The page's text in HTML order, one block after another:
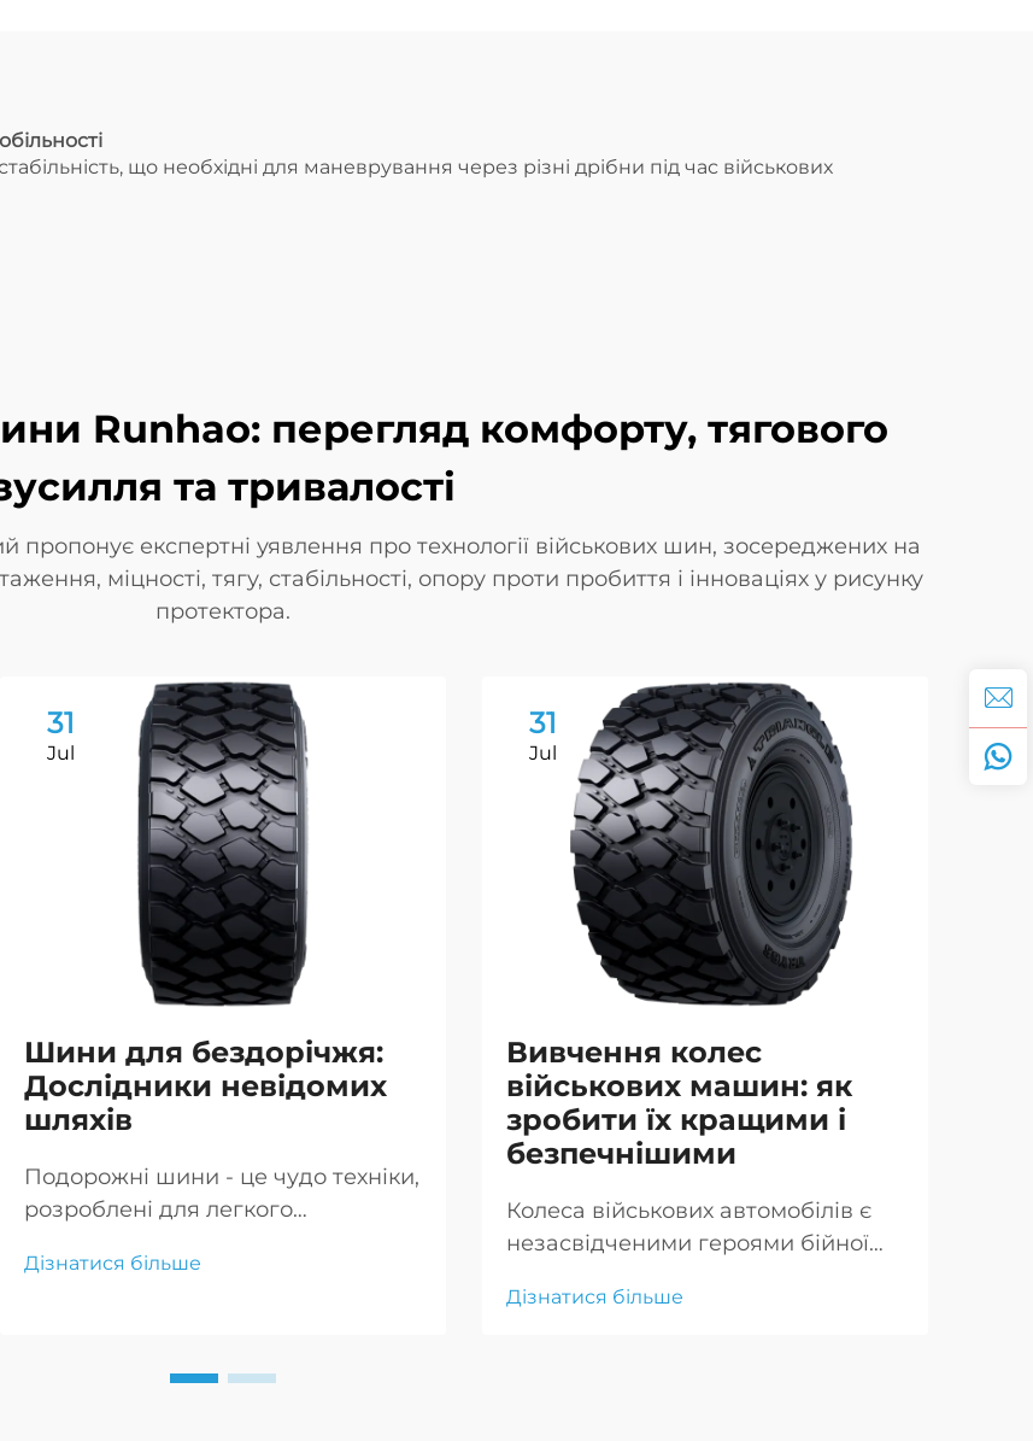
що необхідні для маневрування через різні дрібни під час військових
Runhao: перегляд комфорту, тягового
та тривалості
пропонує експертні уявлення про технології військових шин, зосереджених на
міцності, тягу, стабільності, опору проти пробиття і інноваціях у рисунку
протектора.
31
Jul
Шини для бездорічжя:
Дослідники невідомих
шляхів
Подорожні шини - це чудо техніки,
розроблені для легкого
місцевостям, що дозволяє
Дізнатися більше
31
Jul
Вивчення колес
військових машин: як
зробити їх кращими і
безпечнішими
Колеса військових автомобілів є
незасвідченими героями бійної
надійну і довговічну роботу в
Дізнатися більше